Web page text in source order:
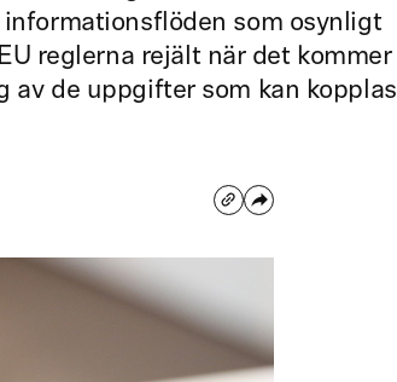
informationsflöden som osynligt
reglerna rejält när det kommer
de uppgifter som kan kopplas